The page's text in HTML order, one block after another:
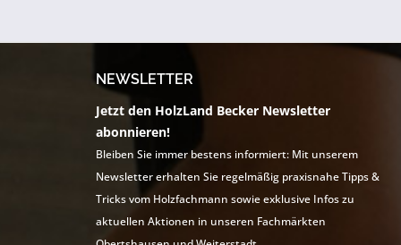
NEWSLETTER
Jetzt den HolzLand Becker Newsletter
abonnieren!
Bleiben Sie immer bestens informiert: Mit unserem
Newsletter erhalten Sie regelmäßig praxisnahe Tipps &
Tricks vom Holzfachmann sowie exklusive Infos zu
aktuellen Aktionen in unseren Fachmärkten